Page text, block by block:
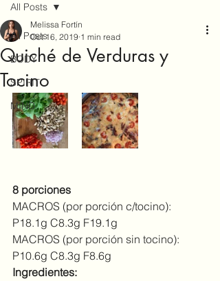
All Posts
BODY
SPIRIT
MIND
All Posts
Quiché de Verduras y
Tocino
Melissa Fortín
Oct 16, 2019 1 min read
8 porciones
MACROS (por porción c/tocino):
P18.1g C8.3g F19.1g
MACROS (por porción sin tocino):
P10.6g C8.3g F8.6g
Ingredientes: